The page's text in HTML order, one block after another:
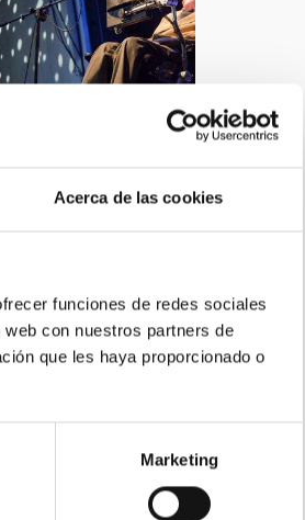
Acerca de las cookies
funciones de redes sociales
con nuestros partners de
que les haya proporcionado o
Marketing